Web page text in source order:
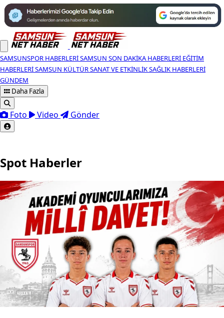
SAMSUNSPOR HABERLERISAMSUN SON DAKIKA HABERLERI EĞITIM
HABERLERISAMSUN KÜLTÜR SANAT VE ETKINLIKSAĞLIK HABERLERI
GÜNDEM
Daha Fazla
Foto Video Gönder
Spot Haberler